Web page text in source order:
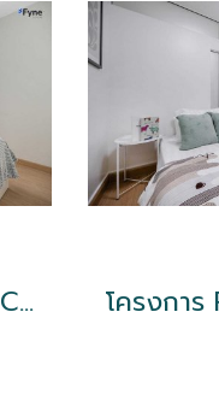
โครงการ Ratchada City รัชดา18 ใกล้ MRT ห้วยขวาง